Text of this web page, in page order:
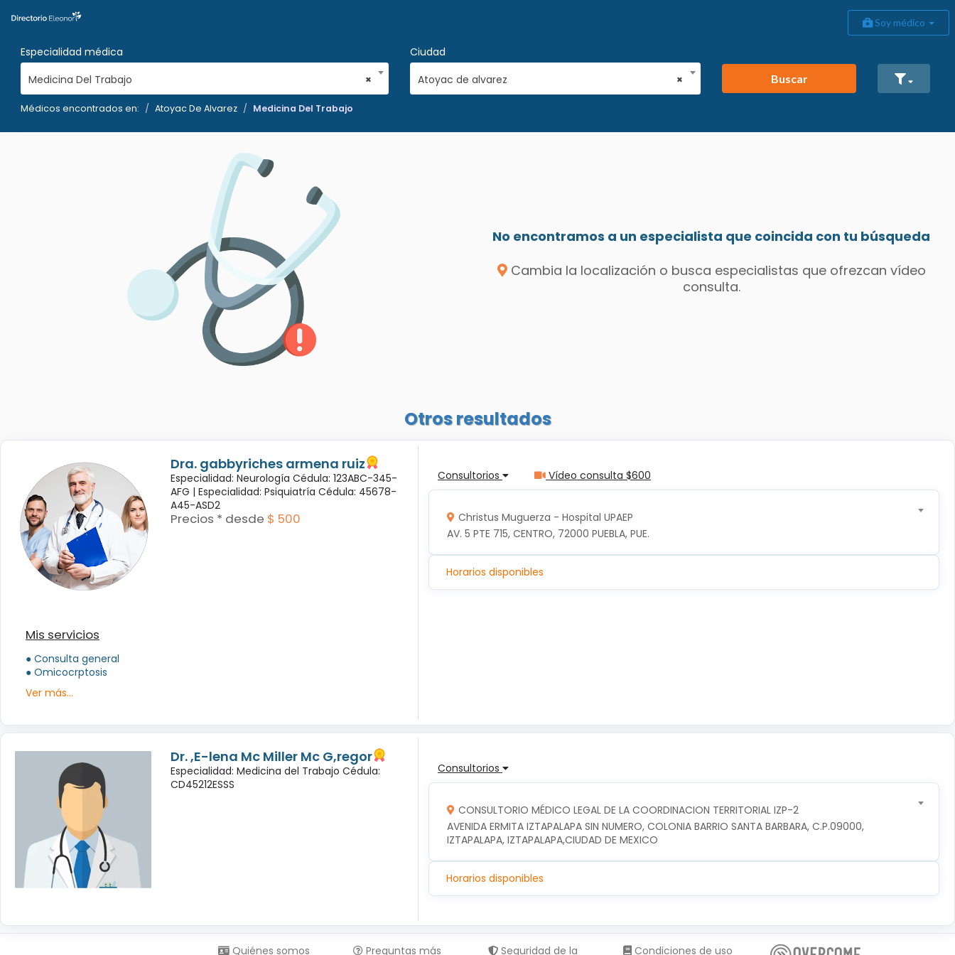
Soy médico
Especialidad médica
×
Medicina Del Trabajo
Ciudad
×
Atoyac de alvarez Buscar
Médicos encontrados en: Atoyac De Alvarez Medicina Del Trabajo
No encontramos a un especialista que coincida con tu búsqueda
Cambia la localización o busca especialistas que ofrezcan vídeo
consulta.
Otros resultados
Dra. gabbyriches armena ruiz
Especialidad: Neurología Cédula: 123ABC-345-
AFG | Especialidad: Psiquiatría Cédula: 45678-
A45-ASD2
Precios * desde $ 500
Mis servicios
● Consulta general
● Omicocrptosis
Ver más...
Consultorios Vídeo consulta $600
Christus Muguerza - Hospital UPAEP
AV. 5 PTE 715, CENTRO, 72000 PUEBLA, PUE.
Horarios disponibles
Dr. ,E-lena Mc Miller Mc G,regor
Especialidad: Medicina del Trabajo Cédula:
CD45212ESSS
Consultorios
CONSULTORIO MÉDICO LEGAL DE LA COORDINACION TERRITORIAL IZP-2
AVENIDA ERMITA IZTAPALAPA SIN NUMERO, COLONIA BARRIO SANTA BARBARA, C.P.09000,
IZTAPALAPA, IZTAPALAPA,CIUDAD DE MEXICO
Horarios disponibles
Quiénes somos Preguntas más Seguridad de la Condiciones de uso